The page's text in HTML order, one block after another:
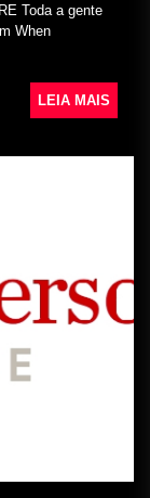
Toda a gente
When
LEIA MAIS